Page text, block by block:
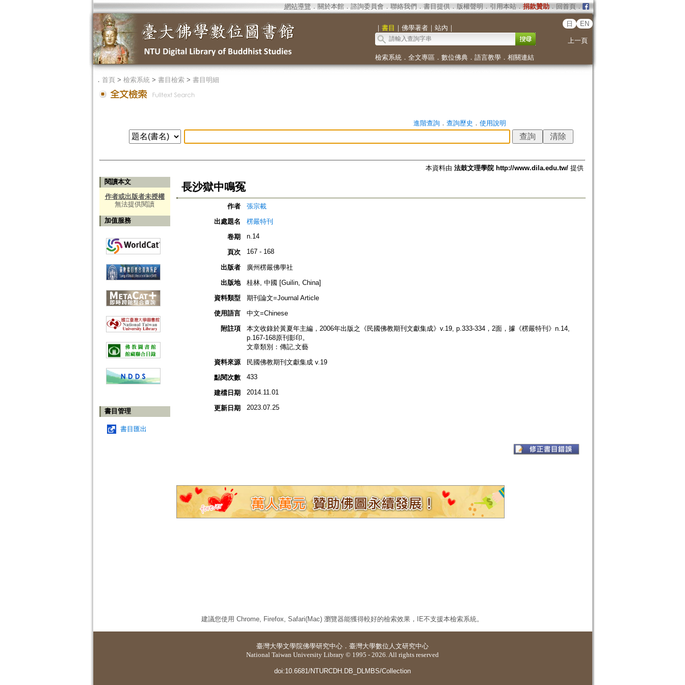
網站導覽 ． 關於本館． 諮詢委員會． 聯絡我們 ． 書目提供． 版權聲明 ． 引用本站． 捐款贊助．回首頁．
｜ 書目 ｜ 佛學著者｜ 站內 ｜
日 EN
上一頁
檢索系統． 全文專區 ． 數位佛典． 語言教學． 相關連結
． 首頁> 檢索系統> 書目檢索> 書目明細
進階查詢． 查詢歷史 ． 使用說明
本資料由 法鼓文理學院 http://www.dila.edu.tw/提供
閱讀本文
作者或出版者未授權
無法提供閱讀
加值服務
書目管理
書目匯出
長沙獄中鳴冤
作者
張宗載
出處題名
楞嚴特刊
卷期
n.14
頁次 167 - 168
出版者
廣州楞嚴佛學社
出版地
桂林, 中國 [Guilin, China]
資料類型
期刊論文=Journal Article
使用語言
中文=Chinese
附註項
本文收錄於黃夏年主編，2006年出版之《民國佛教期刊文獻集成》v.19, p.333-334，2面，據《楞嚴特刊》n.14,
p.167-168原刊影印。
文章類別：傳記,文藝
資料來源
民國佛教期刊文獻集成 v.19
點閱次數
433
建檔日期 2014.11.01
更新日期 2023.07.25
建議您使用 Chrome, Firefox, Safari(Mac) 瀏覽器能獲得較好的檢索效果，IE不支援本檢索系統。
臺灣大學文學院佛學研究中心 ． 臺灣大學數位人文研究中心
National Taiwan University Library © 1995 - 2026. All rights reserved
doi:10.6681/NTURCDH.DB_DLMBS/Collection